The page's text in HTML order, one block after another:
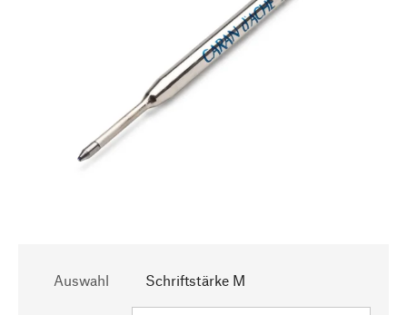
Auswahl Schriftstärke M